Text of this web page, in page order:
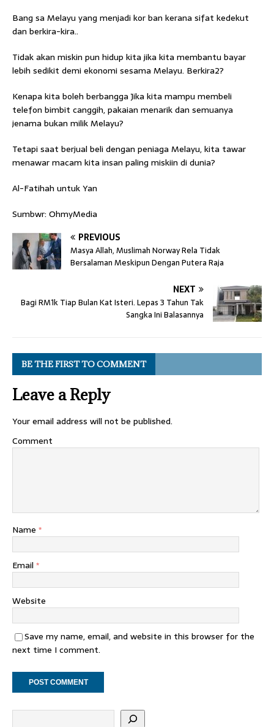
Bang sa Melayu yang menjadi kor ban kerana sifat kedekut
dan berkira-kira..
Tidak akan miskin pun hidup kita jika kita membantu bayar
lebih sedikit demi ekonomi sesama Melayu. Berkira2?
Kenapa kita boleh berbangga Jika kita mampu membeli
telefon bimbit canggih, pakaian menarik dan semuanya
jenama bukan milik Melayu?
Tetapi saat berjual beli dengan peniaga Melayu, kita tawar
menawar macam kita insan paling miskiin di dunia?
Al-Fatihah untuk Yan
Sumbwr: OhmyMedia
PREVIOUS
Masya Allah, Muslimah Norway Rela Tidak
Bersalaman Meskipun Dengan Putera Raja
NEXT
Bagi RM1k Tiap Bulan Kat Isteri. Lepas 3 Tahun Tak
Sangka Ini Balasannya
BE THE FIRST TO COMMENT
Leave a Reply
Your email address will not be published.
Comment
Name *
Email *
Website
Save my name, email, and website in this browser for the
next time I comment.